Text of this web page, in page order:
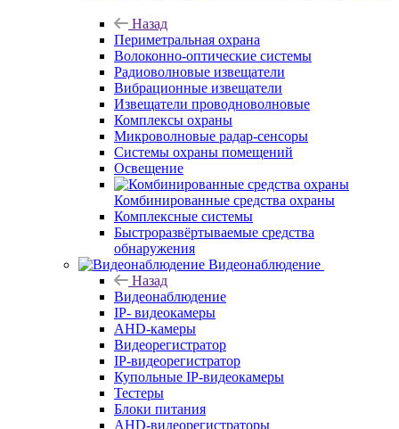
Назад
Периметральная охрана
Волоконно-оптические системы
Радиоволновые извещатели
Вибрационные извещатели
Извещатели проводноволновые
Комплексы охраны
Микроволновые радар-сенсоры
Системы охраны помещений
Освещение
Комбинированные средства охраны
Комплексные системы
Быстроразвёртываемые средства
обнаружения
Видеонаблюдение
Назад
Видеонаблюдение
IP- видеокамеры
AHD-камеры
Видеорегистратор
IP-видеорегистратор
Купольные IP-видеокамеры
Тестеры
Блоки питания
AHD-видеорегистраторы